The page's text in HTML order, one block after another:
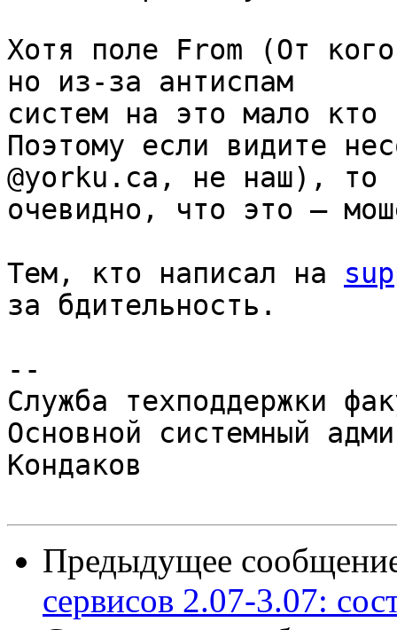
Хотя поле From (От
но из-за антиспам
систем на это мало кто
Поэтому если видите
@yorku.ca, не наш), то
очевидно, что это —
Тем, кто написал на
за бдительность.
--
Служба техподдержки
Основной системный
Кондаков
Предыдущее
сервисов 2.07-3.07: